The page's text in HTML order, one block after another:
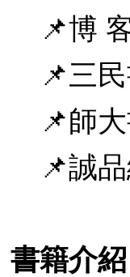
📌博
📌三民
📌師大
📌誠品
書籍介紹